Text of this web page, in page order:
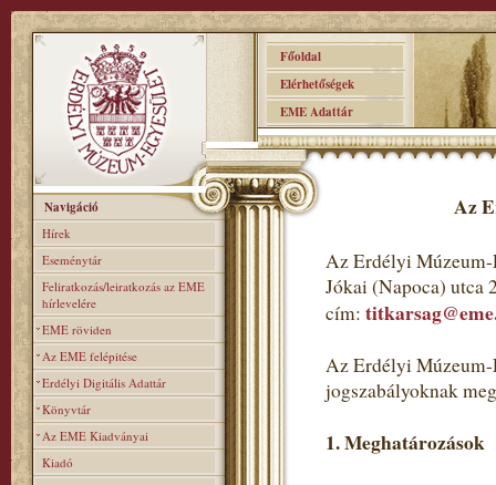
Főoldal
Elérhetőségek
EME Adattár
Navigáció
Hírek
Eseménytár
Feliratkozás/leiratkozás az EME
hírlevelére
EME röviden
Az EME felépitése
Erdélyi Digitális Adattár
Könyvtár
Az EME Kiadványai
Kiadó
Az
Az Erdélyi
Jókai (Napoca) utca
cím:
Az Erdélyi Múzeum-
jogszabályoknak
1. Meghatározások